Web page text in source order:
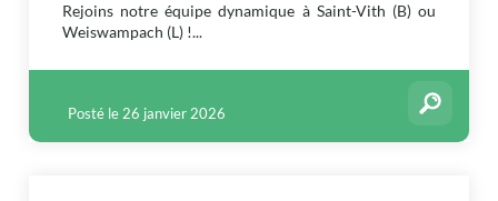
Rejoins notre équipe dynamique à Saint-Vith (B) ou
Weiswampach (L) !...
Posté le 26 janvier 2026